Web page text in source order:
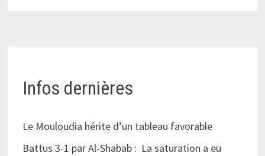
Infos dernières
Le Mouloudia hérite d’un tableau favorable
Battus 3-1 par Al-Shabab : La saturation a eu